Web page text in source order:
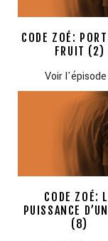
CODE ZOÉ:
FRUIT (2)
Voir l'épisode
CODE ZOÉ:
PUISSANCE
(8)